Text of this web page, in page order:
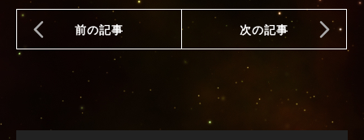
前の記事 次の記事